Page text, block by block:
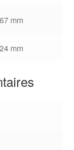
67 mm
24 mm